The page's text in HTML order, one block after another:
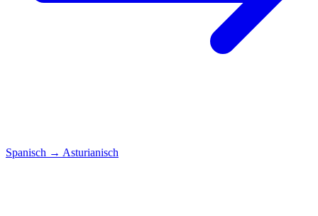
Spanisch → Asturianisch